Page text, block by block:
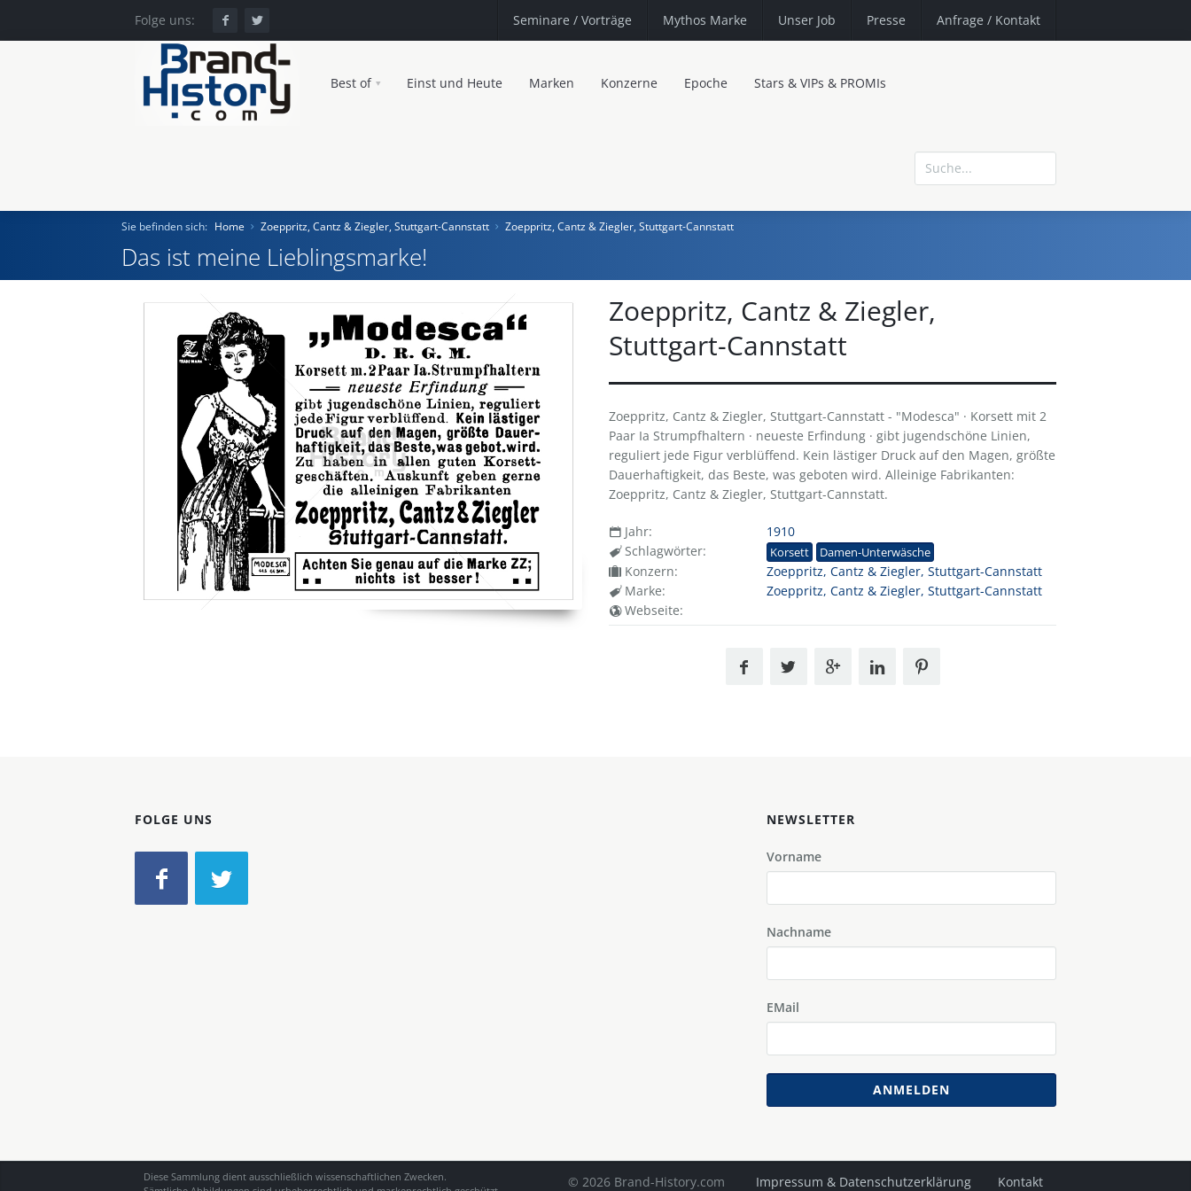
Folge uns: Seminare / Vorträge Mythos Marke Unser Job Presse Anfrage / Kontakt
Best of Einst und Heute Marken Konzerne Epoche Stars & VIPs & PROMIs
Home
Einst und Heute
Konzerne
Sie befinden sich: Home Zoeppritz, Cantz & Ziegler, Stuttgart-Cannstatt Zoeppritz, Cantz & Ziegler, Stuttgart-Cannstatt
Das ist meine Lieblingsmarke!
Zoeppritz, Cantz & Ziegler,
Stuttgart-Cannstatt
Zoeppritz, Cantz & Ziegler, Stuttgart-Cannstatt - "Modesca" · Korsett mit 2
Paar Ia Strumpfhaltern · neueste Erfindung · gibt jugendschöne Linien,
reguliert jede Figur verblüffend. Kein lästiger Druck auf den Magen, größte
Dauerhaftigkeit, das Beste, was geboten wird. Alleinige Fabrikanten:
Zoeppritz, Cantz & Ziegler, Stuttgart-Cannstatt.
Jahr:
1910
Schlagwörter:
Korsett Damen-Unterwäsche
Konzern:
Zoeppritz, Cantz & Ziegler, Stuttgart-Cannstatt
Marke:
Zoeppritz, Cantz & Ziegler, Stuttgart-Cannstatt
Webseite:
FOLGE UNS NEWSLETTER
Vorname
Nachname
EMail
ANMELDEN
Impressum & Datenschutzerklärung Kontakt
© 2026 Brand-History.com
Diese Sammlung dient ausschließlich wissenschaftlichen Zwecken.